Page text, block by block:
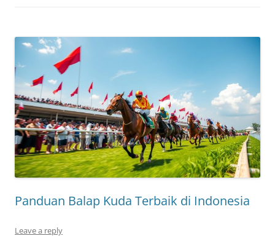
Panduan Balap Kuda Terbaik di Indonesia
Leave a reply